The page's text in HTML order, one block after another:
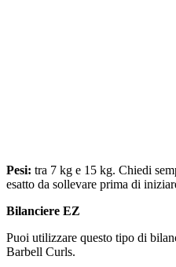
Pesi: tra 7 kg e 15 kg. Chiedi
esatto da sollevare prima di
Bilanciere EZ
Puoi utilizzare questo tipo di
Barbell Curls.